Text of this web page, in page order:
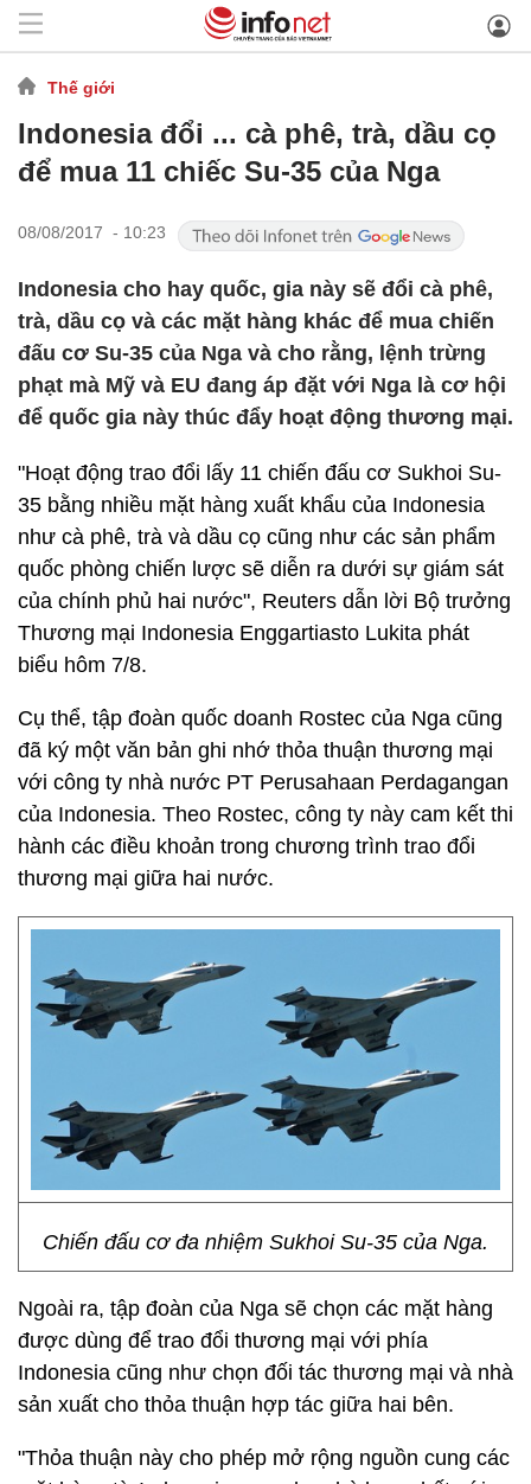
Thế giới
Indonesia đổi ... cà phê, trà, dầu cọ
để mua 11 chiếc Su-35 của Nga
08/08/2017 - 10:23
Indonesia cho hay quốc, gia này sẽ đổi cà phê,
trà, dầu cọ và các mặt hàng khác để mua chiến
đấu cơ Su-35 của Nga và cho rằng, lệnh trừng
phạt mà Mỹ và EU đang áp đặt với Nga là cơ hội
để quốc gia này thúc đẩy hoạt động thương mại.
"Hoạt động trao đổi lấy 11 chiến đấu cơ Sukhoi Su-
35 bằng nhiều mặt hàng xuất khẩu của Indonesia
như cà phê, trà và dầu cọ cũng như các sản phẩm
quốc phòng chiến lược sẽ diễn ra dưới sự giám sát
của chính phủ hai nước", Reuters dẫn lời Bộ trưởng
Thương mại Indonesia Enggartiasto Lukita phát
biểu hôm 7/8.
Cụ thể, tập đoàn quốc doanh Rostec của Nga cũng
đã ký một văn bản ghi nhớ thỏa thuận thương mại
với công ty nhà nước PT Perusahaan Perdagangan
của Indonesia. Theo Rostec, công ty này cam kết thi
hành các điều khoản trong chương trình trao đổi
thương mại giữa hai nước.
Chiến đấu cơ đa nhiệm Sukhoi Su-35 của Nga.
Ngoài ra, tập đoàn của Nga sẽ chọn các mặt hàng
được dùng để trao đổi thương mại với phía
Indonesia cũng như chọn đối tác thương mại và nhà
sản xuất cho thỏa thuận hợp tác giữa hai bên.
"Thỏa thuận này cho phép mở rộng nguồn cung các